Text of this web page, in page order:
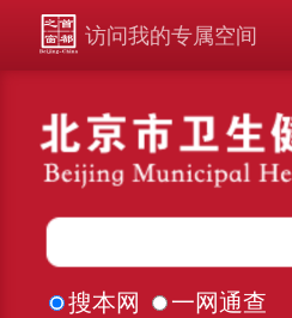
访问我的专属空间
搜本网 一网通查